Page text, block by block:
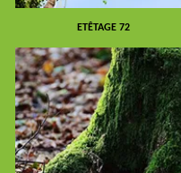
ETÊTAGE 72